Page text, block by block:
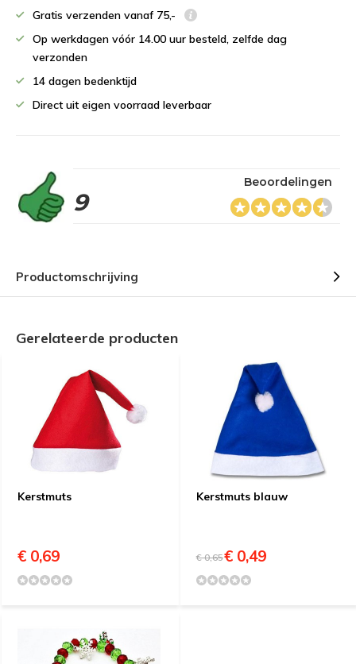
Gratis verzenden vanaf 75,-
Op werkdagen vóór 14.00 uur besteld, zelfde dag
verzonden
14 dagen bedenktijd
Direct uit eigen voorraad leverbaar
9
Beoordelingen
Productomschrijving
Gerelateerde producten
Kerstmuts
€ 0,69
Kerstmuts blauw
€ 0,65€ 0,49